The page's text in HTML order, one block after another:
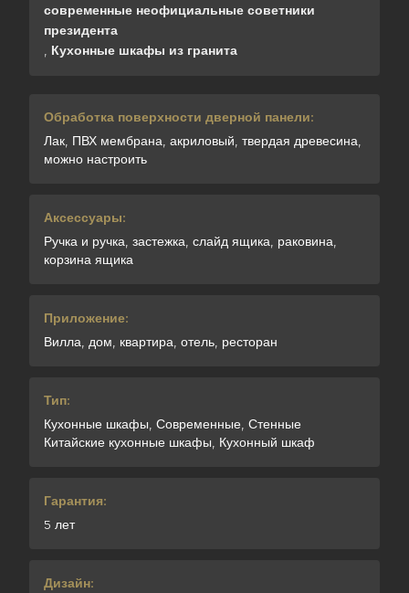
современные неофициальные советники
президента
, Кухонные шкафы из гранита
Обработка поверхности дверной панели:
Лак, ПВХ мембрана, акриловый, твердая древесина,
можно настроить
Аксессуары:
Ручка и ручка, застежка, слайд ящика, раковина,
корзина ящика
Приложение:
Вилла, дом, квартира, отель, ресторан
Тип:
Кухонные шкафы, Современные, Стенные
Китайские кухонные шкафы, Кухонный шкаф
Гарантия:
5 лет
Дизайн: